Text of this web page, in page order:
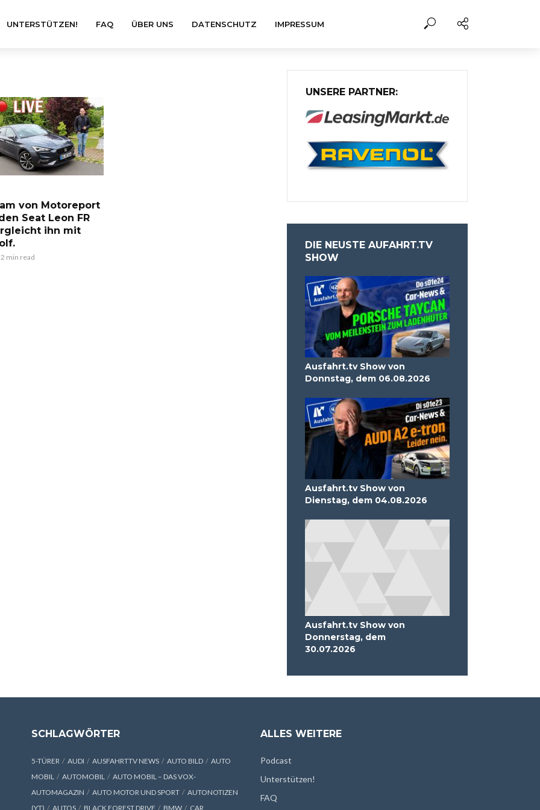
UNTERSTÜTZEN! FAQ ÜBER UNS DATENSCHUTZ IMPRESSUM
von Motoreport
Seat Leon FR
ihn mit
2 min read
UNSERE PARTNER:
DIE NEUSTE AUFAHRT.TV
SHOW
Ausfahrt.tv Show von
Donnstag, dem 06.08.2026
Ausfahrt.tv Show von
Dienstag, dem 04.08.2026
Ausfahrt.tv Show von
Donnerstag, dem
30.07.2026
SCHLAGWÖRTER
5-TÜRER AUDI AUSFAHRTTV NEWS AUTO BILD
AUTO
MOBIL
AUTOMOBIL
AUTO MOBIL – DAS VOX-
AUTOMAGAZIN
AUTO MOTOR UND SPORT
AUTONOTIZEN
(YT)
AUTOS BLACK FOREST DRIVE BMW CAR
ALLES WEITERE
Podcast
Unterstützen!
FAQ